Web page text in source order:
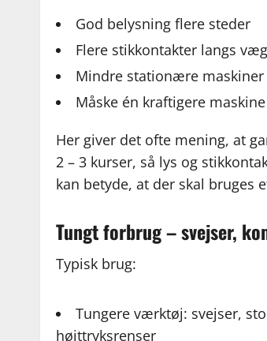
God belysning flere steder
Flere stikkontakter langs
Mindre stationære
Måske én kraftigere
Her giver det ofte mening, at
2 – 3 kurser, så lys og
kan betyde, at der skal bruges
Tungt forbrug – svejser,
Typisk brug:
Tungere værktøj: svejser,
højttryksrenser